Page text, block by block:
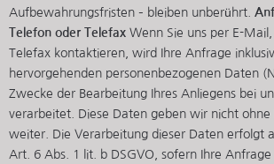
Aufbewahrungsfristen – bleiben unberührt.
Telefon oder Telefax Wenn Sie uns per E-
Telefax kontaktieren, wird Ihre Anfrage
hervorgehenden personenbezogenen Daten
Zwecke der Bearbeitung Ihres Anliegens bei
verarbeitet. Diese Daten geben wir nicht ohne
weiter. Die Verarbeitung dieser Daten erfolgt
Art. 6 Abs. 1 lit. b DSGVO, sofern Ihre